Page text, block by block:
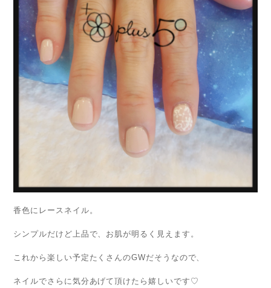
香色にレースネイル。
シンプルだけど上品で、お肌が明るく見えます。
これから楽しい予定たくさんのGWだそうなので、
ネイルでさらに気分あげて頂けたら嬉しいです♡